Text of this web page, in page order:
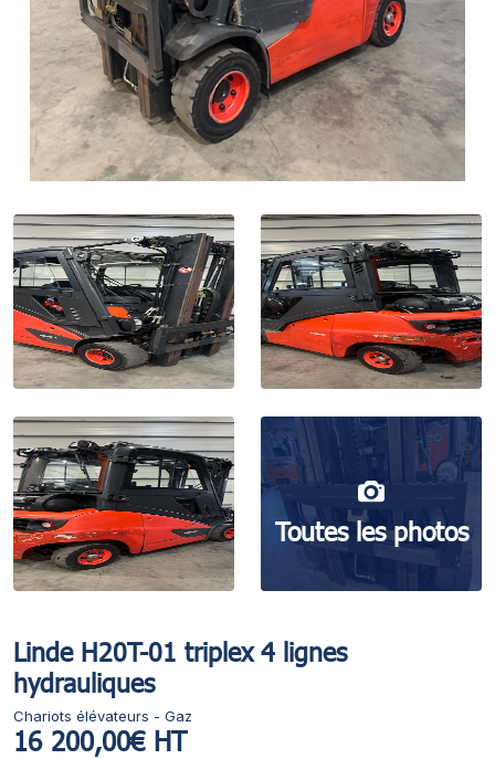
Toutes les photos
Linde H20T-01 triplex 4 lignes
hydrauliques
Chariots élévateurs - Gaz
16 200,00€ HT